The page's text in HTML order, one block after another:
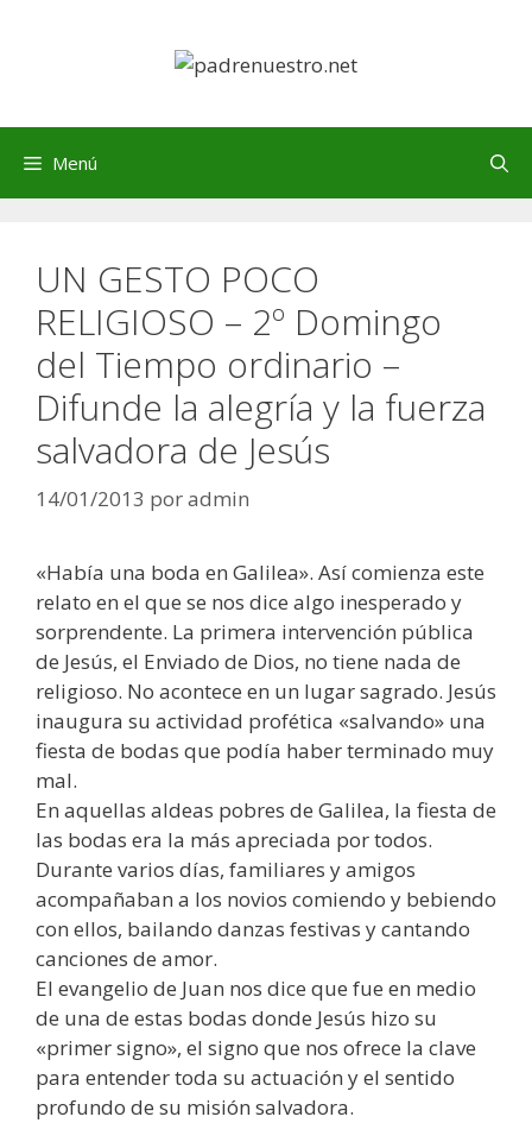
Menú
UN GESTO POCO
RELIGIOSO – 2º Domingo
del Tiempo ordinario –
Difunde la alegría y la fuerza
salvadora de Jesús
14/01/2013 poradmin
«Había una boda en Galilea». Así comienza este
relato en el que se nos dice algo inesperado y
sorprendente. La primera intervención pública
de Jesús, el Enviado de Dios, no tiene nada de
religioso. No acontece en un lugar sagrado. Jesús
inaugura su actividad profética «salvando» una
fiesta de bodas que podía haber terminado muy
mal.
En aquellas aldeas pobres de Galilea, la fiesta de
las bodas era la más apreciada por todos.
Durante varios días, familiares y amigos
acompañaban a los novios comiendo y bebiendo
con ellos, bailando danzas festivas y cantando
canciones de amor.
El evangelio de Juan nos dice que fue en medio
de una de estas bodas donde Jesús hizo su
«primer signo», el signo que nos ofrece la clave
para entender toda su actuación y el sentido
profundo de su misión salvadora.